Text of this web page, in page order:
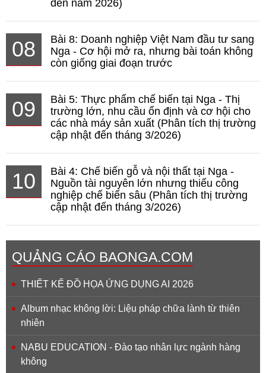
đến năm 2026)
08
Bài 8: Doanh nghiệp Việt Nam đầu tư sang
Nga - Cơ hội mở ra, nhưng bài toán không
còn giống giai đoạn trước
09
Bài 5: Thực phẩm chế biến tại Nga - Thị
trường lớn, nhu cầu ổn định và cơ hội cho
các nhà máy sản xuất (Phân tích thị trường
cập nhật đến tháng 3/2026)
10
Bài 4: Chế biến gỗ và nội thất tại Nga -
Nguồn tài nguyên lớn nhưng thiếu công
nghiệp chế biến sâu (Phân tích thị trường
cập nhật đến tháng 3/2026)
QUẢNG CÁO BAONGA.COM
THIẾT KẾ ĐỒ HỌA ỨNG DỤNG AI 2026
Album nhạc không lời: Liệu pháp chữa lành từ thiên
nhiên
NABU EDUCATION - Đào tạo nhân lực ngành hàng
không